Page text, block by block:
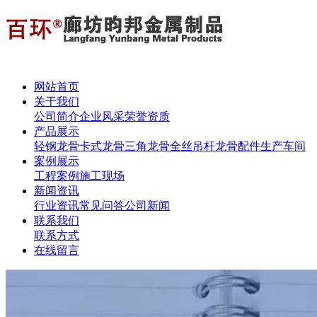
网站首页
关于我们
公司简介企业风采荣誉资质
产品展示
轻钢龙骨卡式龙骨三角龙骨全丝吊杆龙骨配件生产车间
案例展示
工程案例施工现场
新闻资讯
行业资讯常见问答公司新闻
联系我们
联系方式
在线留言